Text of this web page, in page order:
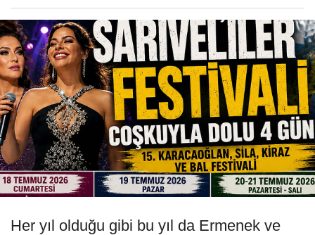
Her yıl olduğu gibi bu yıl da Ermenek ve